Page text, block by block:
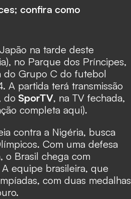
confira como
na tarde deste
no Parque dos Príncipes,
do Grupo C do futebol
A partida terá transmissão
do SporTV, na TV fechada,
completa aqui).
contra a Nigéria, busca
Com uma defesa
o Brasil chega com
equipe brasileira, que
com duas medalhas